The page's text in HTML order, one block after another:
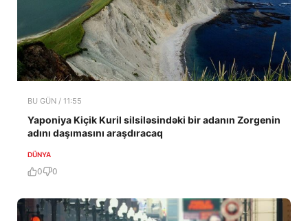
BU GÜN / 11:55
Yaponiya Kiçik Kuril silsiləsindəki bir adanın Zorgenin
adını daşımasını araşdıracaq
DÜNYA
0 0